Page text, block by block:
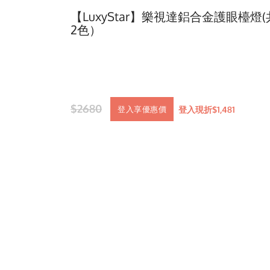
【LuxyStar】樂視達鋁合金護眼檯燈(
2色）
$2680 登入享優惠價 登入現折$1,481